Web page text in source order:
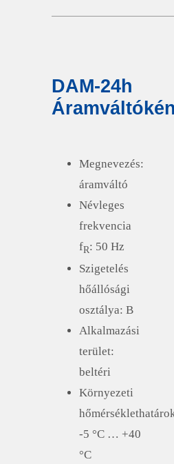
DAM-24h
Megnevezés:
áramváltó
Névleges
frekvencia
fR: 50 Hz
Szigetelés
hőállósági
osztálya: B
Alkalmazási
terület:
beltéri
Környezeti
-5 °C … +40
°C